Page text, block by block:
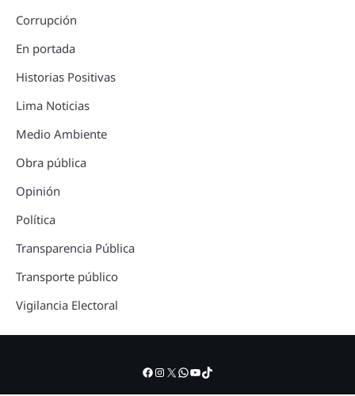
Corrupción
En portada
Historias Positivas
Lima Noticias
Medio Ambiente
Obra pública
Opinión
Política
Transparencia Pública
Transporte público
Vigilancia Electoral
Facebook
Instagram
X WhatsApp
YouTube
TikTok